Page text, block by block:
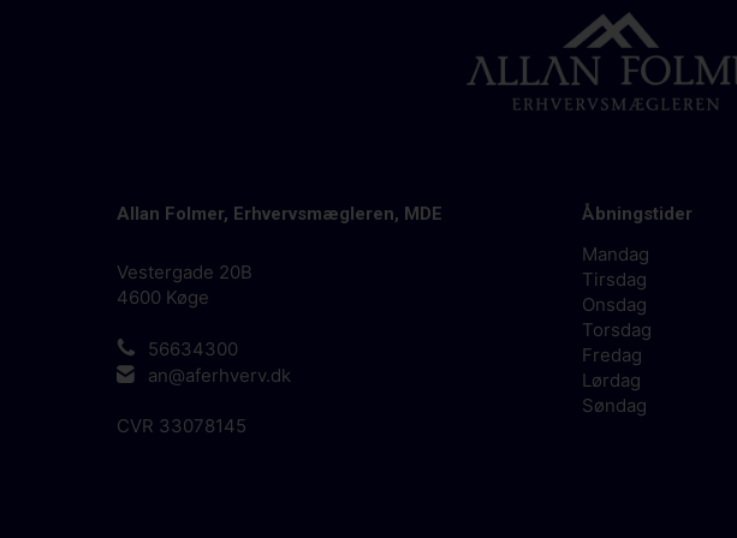
Allan Folmer, Erhvervsmægleren, MDE
Vestergade 20B
4600 Køge
56634300
an@aferhverv.dk
CVR 33078145
Åbningstider
Mandag
Tirsdag
Onsdag
Torsdag
Fredag
Lørdag
Søndag